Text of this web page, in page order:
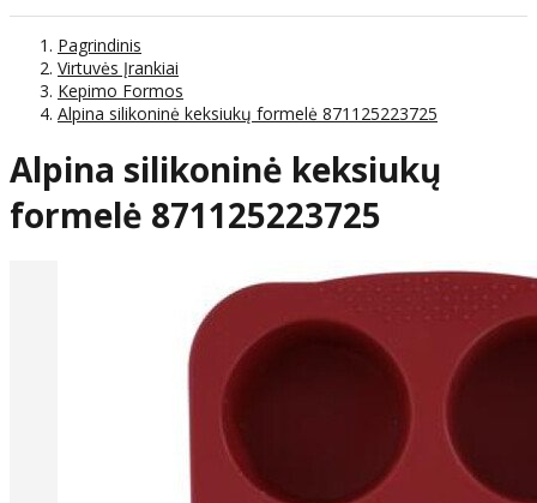
Pagrindinis
Virtuvės Įrankiai
Kepimo Formos
Alpina silikoninė keksiukų formelė 871125223725
Alpina silikoninė keksiukų
formelė 871125223725